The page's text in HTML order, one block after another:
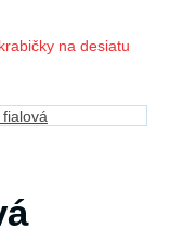
na desiatu